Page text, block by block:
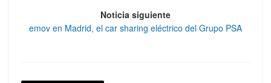
Noticia siguiente
emov en Madrid, el car sharing eléctrico del Grupo PSA